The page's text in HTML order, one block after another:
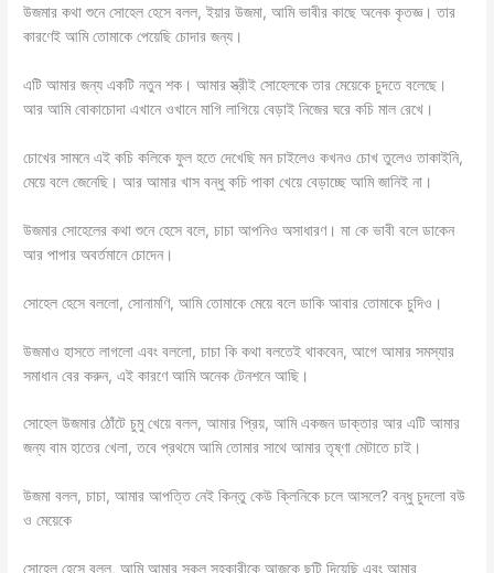
উজমার কথা শুনে সোহেল হেসে বলল, ইয়ার উজমা, আমি ভাবীর কাছে অনেক কৃতজ্ঞ। তার
কারণেই আমি তোমাকে পেয়েছি চোদার জন্য।
এটি আমার জন্য একটি নতুন শক। আমার স্ত্রীই সোহেলকে তার মেয়েকে চুদতে বলেছে।
আর আমি বোকাচোদা এখানে ওখানে মাগি লাগিয়ে বেড়াই নিজের ঘরে কচি মাল রেখে।
চোখের সামনে এই কচি কলিকে ফুল হতে দেখেছি মন চাইলেও কখনও চোখ তুলেও তাকাইনি,
মেয়ে বলে জেনেছি। আর আমার খাস বন্ধু কচি পাকা খেয়ে বেড়াচ্ছে আমি জানিই না।
উজমার সোহেলের কথা শুনে হেসে বলে, চাচা আপনিও অসাধারণ। মা কে ভাবী বলে ডাকেন
আর পাপার অবর্তমানে চোদেন।
সোহেল হেসে বললো, সোনামণি, আমি তোমাকে মেয়ে বলে ডাকি আবার তোমাকে চুদিও।
উজমাও হাসতে লাগলো এবং বললো, চাচা কি কথা বলতেই থাকবেন, আগে আমার সমস্যার
সমাধান বের করুন, এই কারণে আমি অনেক টেনশনে আছি।
সোহেল উজমার ঠোঁটে চুমু খেয়ে বলল, আমার প্রিয়, আমি একজন ডাক্তার আর এটি আমার
জন্য বাম হাতের খেলা, তবে প্রথমে আমি তোমার সাথে আমার তৃষ্ণা মেটাতে চাই।
উজমা বলল, চাচা, আমার আপত্তি নেই কিন্তু কেউ ক্লিনিকে চলে আসলে? বন্ধু চুদলো বউ
ও মেয়েকে
সোহেল হেসে বলল, আমি আমার সকল সহকারীকে আজকে ছুটি দিয়েছি এবং আমার